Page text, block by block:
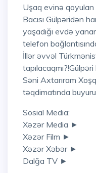
Uşaq evinə qoyulan Sərxan bibisi ilə görüşdü.
Bacısı Gülpəridən
yaşadığı evdə
telefon
İllər əvvəl
tapılacaqmı?!Gülpəri
Səni Axtarıram
təqdimatında
Sosial Media:
Xəzər Media ►
Xəzər Film ►
Xəzər Xəbər ►
Dalğa TV ►